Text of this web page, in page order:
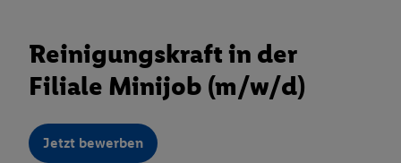
Reinigungskraft in der
Filiale Minijob (m/w/d)
Jetzt bewerben